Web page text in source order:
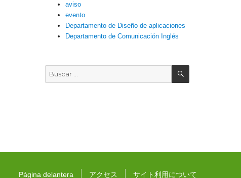
aviso
evento
Departamento de Diseño de aplicaciones
Departamento de Comunicación Inglés
Buscar
por:
BUSCAR
Página delantera アクセス サイト利用について